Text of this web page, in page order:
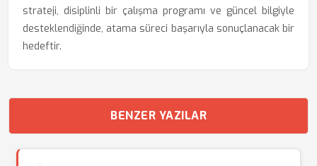
strateji, disiplinli bir çalışma programı ve güncel bilgiyle
desteklendiğinde, atama süreci başarıyla sonuçlanacak bir
hedeftir.
BENZER YAZILAR